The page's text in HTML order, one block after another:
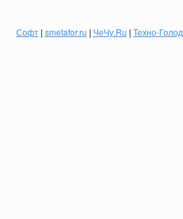
Софт| smetafor.ru | ЧеЧу.Ru | Техно-Голод